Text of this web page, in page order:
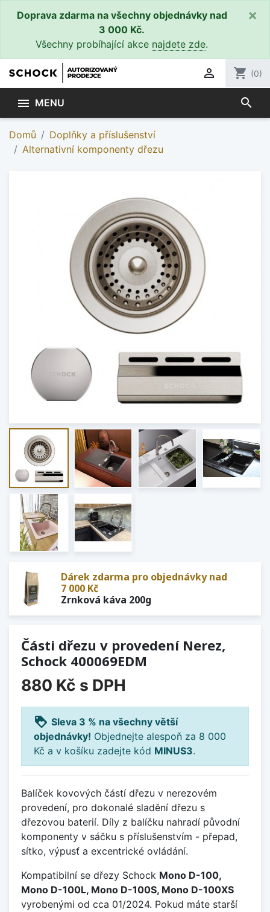
Doprava zdarma na všechny objednávky nad
3 000 Kč.
Všechny probíhající akce najdete zde.
×
 shopping_cart (0)
 MENU search
Domů
Doplňky a příslušenství
Alternativní komponenty dřezu
Dárek zdarma pro objednávky nad
7 000 Kč
Zrnková káva 200g
Části dřezu v provedení Nerez,
Schock 400069EDM
880 Kč s DPH
loyalty Sleva 3 % na všechny větší
objednávky! Objednejte alespoň za 8 000
Kč a v košíku zadejte kód MINUS3.
Balíček kovových částí dřezu v nerezovém
provedení, pro dokonalé sladění dřezu s
dřezovou baterií. Díly z balíčku nahradí původní
komponenty v sáčku s příslušenstvím - přepad,
sítko, výpusť a excentrické ovládání.
Kompatibilní se dřezy Schock Mono D-100,
Mono D-100L, Mono D-100S, Mono D-100XS
vyrobenými od cca 01/2024. Pokud máte starší